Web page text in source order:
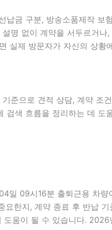
금 구분, 방송소품제작 보
명 없이 계약을 서두르거나
실제 방문자가 자신의 상
준으로 견적 상담, 계약 조
색 흐름을 정리하는 데 도
09시16분 출퇴근용 차량
한지, 계약 종료 후 반납
움이 될 수 있습니다.